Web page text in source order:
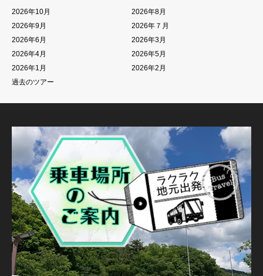
2026年10月
2026年8月
2026年9月
2026年７月
2026年6月
2026年3月
2026年4月
2026年5月
2026年1月
2026年2月
過去のツアー